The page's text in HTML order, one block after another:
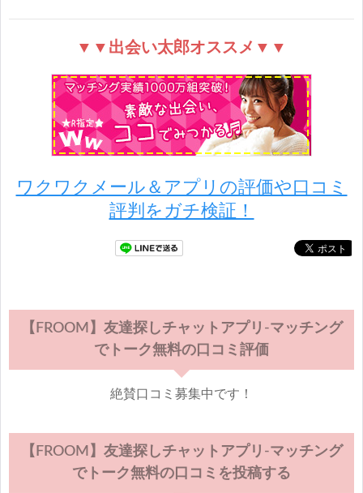
▼▼出会い太郎オススメ▼▼
ワクワクメール＆アプリの評価や口コミ
評判をガチ検証！
【FROOM】友達探しチャットアプリ-マッチング
でトーク無料の口コミ評価
絶賛口コミ募集中です！
【FROOM】友達探しチャットアプリ-マッチング
でトーク無料の口コミを投稿する